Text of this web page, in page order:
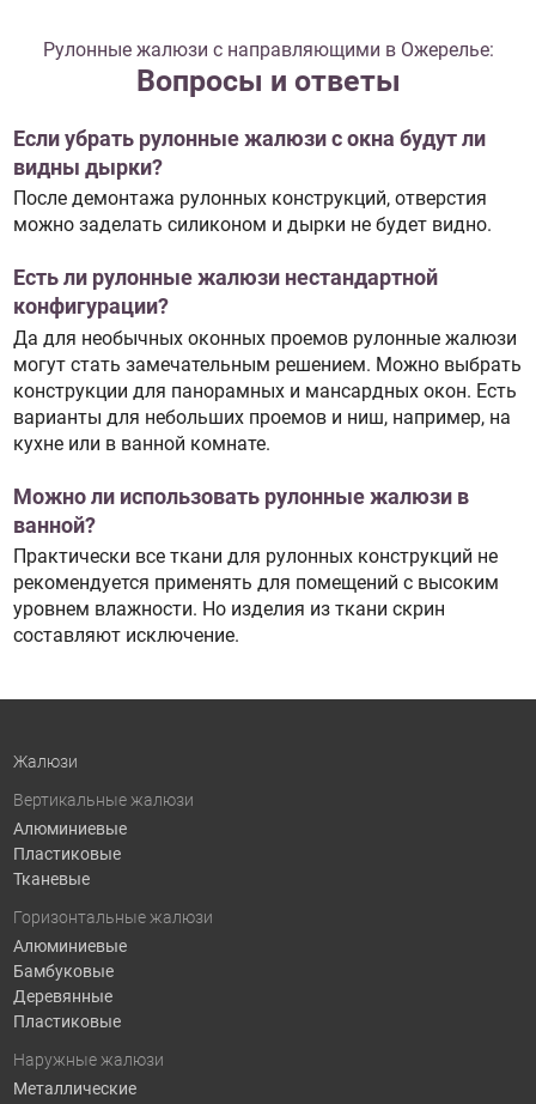
Рулонные жалюзи с направляющими в Ожерелье:
Вопросы и ответы
Если убрать рулонные жалюзи с окна будут ли
видны дырки?
После демонтажа рулонных конструкций, отверстия
можно заделать силиконом и дырки не будет видно.
Есть ли рулонные жалюзи нестандартной
конфигурации?
Да для необычных оконных проемов рулонные жалюзи
могут стать замечательным решением. Можно выбрать
конструкции для панорамных и мансардных окон. Есть
варианты для небольших проемов и ниш, например, на
кухне или в ванной комнате.
Можно ли использовать рулонные жалюзи в
ванной?
Практически все ткани для рулонных конструкций не
рекомендуется применять для помещений с высоким
уровнем влажности. Но изделия из ткани скрин
составляют исключение.
Жалюзи
Вертикальные жалюзи
Алюминиевые
Пластиковые
Тканевые
Горизонтальные жалюзи
Алюминиевые
Бамбуковые
Деревянные
Пластиковые
Наружные жалюзи
Металлические